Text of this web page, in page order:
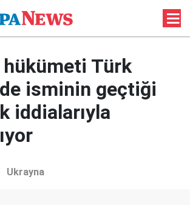
hükümeti Türk
isminin geçtiği
iddialarıyla
Ukrayna